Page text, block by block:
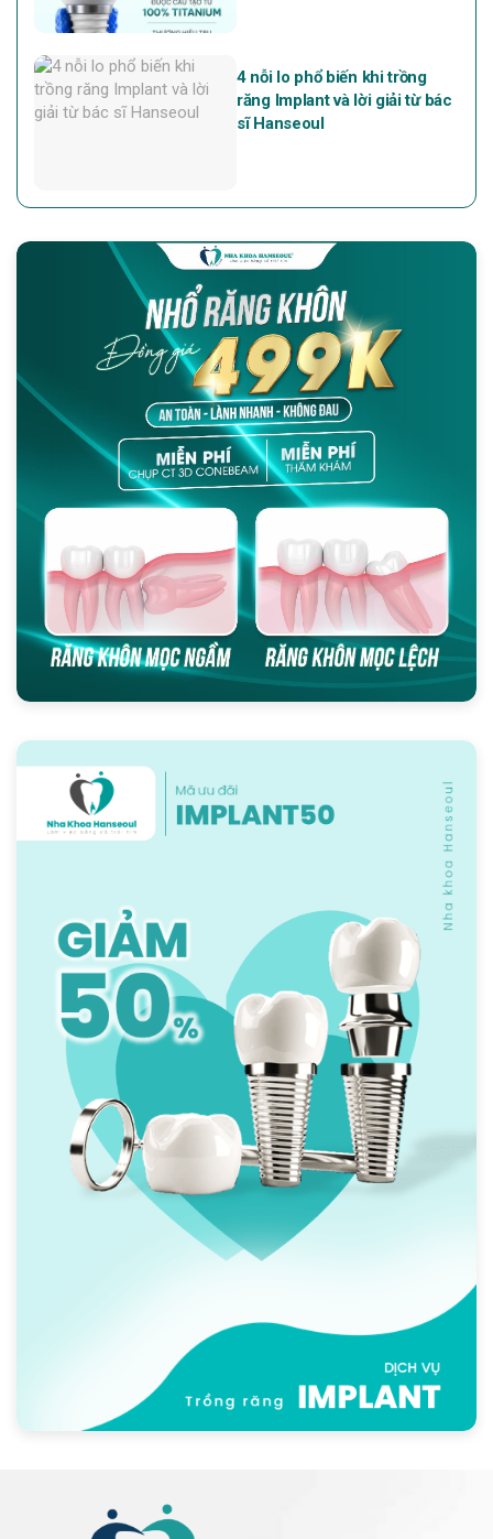
4 nỗi lo phổ biến khi trồng
răng Implant và lời giải từ bác
sĩ Hanseoul